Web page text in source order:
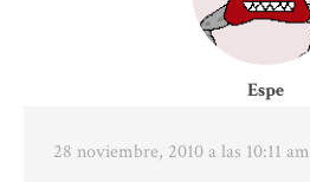
Espe
28 noviembre, 2010 a las 10:11 am